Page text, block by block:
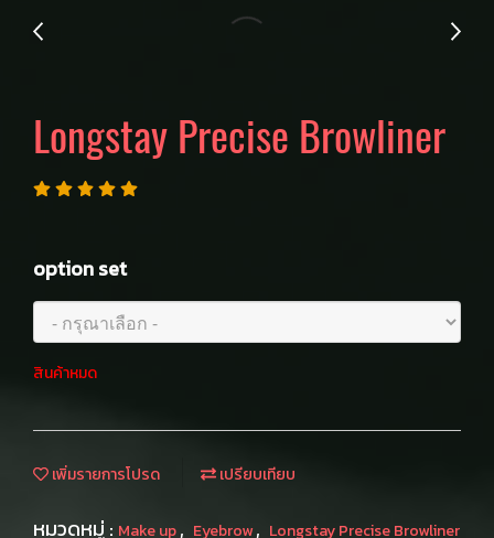
Longstay Precise Browliner
option set
สินค้าหมด
เพิ่มรายการโปรด เปรียบเทียบ
หมวดหมู่ : Make up, Eyebrow, Longstay Precise Browliner